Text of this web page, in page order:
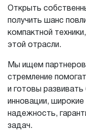
Открыть
получить шанс
компактной
этой отрасли.
Мы ищем
стремление
и готовы
инновации,
надежность,
задач.